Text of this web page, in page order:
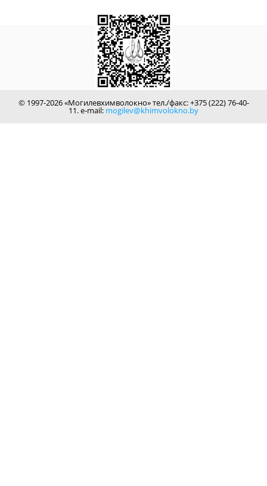
© 1997-2026 «Могилевхимволокно» тел./факс: +375 (222) 76-40-
11. e-mail: mogilev@khimvolokno.by